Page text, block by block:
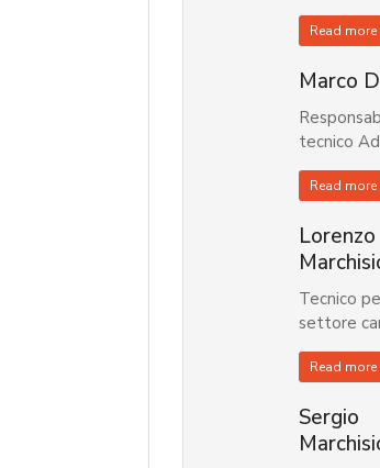
Read more
Marco
tecnico
Read more
Lorenzo
Tecnico
settore
Read more
Sergio